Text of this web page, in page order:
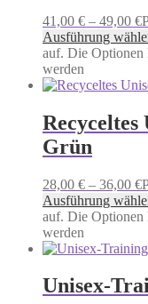
41,00 € – 49,00 €
Ausführung
auf. Die Optionen
werden
Grün
28,00 € – 36,00 €
Ausführung
auf. Die Optionen
werden
Unisex-